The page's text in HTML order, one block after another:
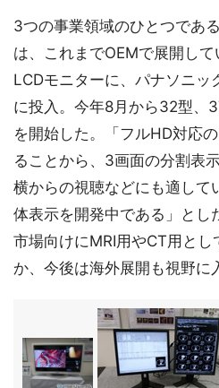
3つの事業領域のひとつであ
は、これまでOEMで展開し
LCDモニターに、パナソニッ
に投入。今年8月から32型、
を開始した。「フルHD対応
ることから、3画面の分割表
横からの視聴などにも適して
体表示を開発中である」とし
市場向けにMRI用やCT用とし
か、今後は海外展開も視野に